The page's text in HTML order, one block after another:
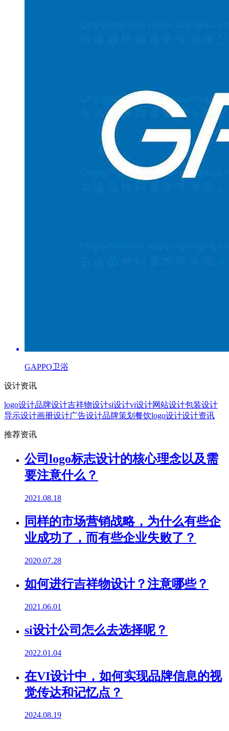
GAPPO卫浴
设计资讯
logo设计品牌设计吉祥物设计si设计vi设计网站设计包装设计
导示设计画册设计广告设计品牌策划 餐饮logo设计设计资讯
推荐资讯
公司logo标志设计的核心理念以及需
要注意什么？
2021.08.18
同样的市场营销战略，为什么有些企
业成功了，而有些企业失败了？
2020.07.28
如何进行吉祥物设计？注意哪些？
2021.06.01
si设计公司怎么去选择呢？
2022.01.04
在VI设计中，如何实现品牌信息的视
觉传达和记忆点？
2024.08.19